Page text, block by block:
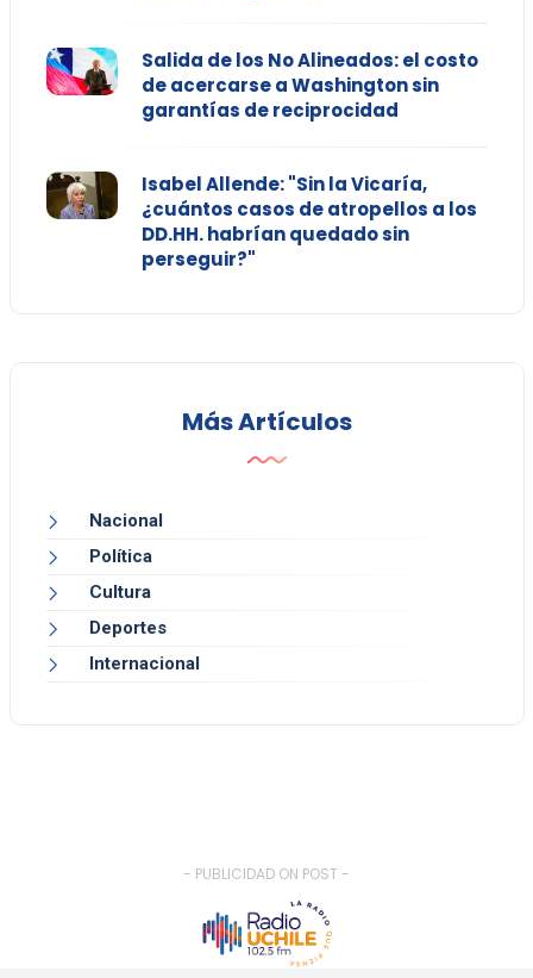
Salida de los No Alineados: el costo
de acercarse a Washington sin
garantías de reciprocidad
Isabel Allende: "Sin la Vicaría,
¿cuántos casos de atropellos a los
DD.HH. habrían quedado sin
perseguir?"
Más Artículos
Nacional
Política
Cultura
Deportes
Internacional
- PUBLICIDAD ON POST -